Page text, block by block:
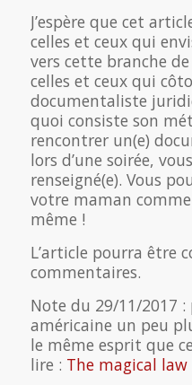
J’espère que cet
celles et ceux qui
vers cette branche
celles et ceux qui
documentaliste
quoi consiste son
rencontrer un(e)
lors d’une soirée,
renseigné(e). Vous
votre maman
même !
L’article pourra être
commentaires.
Note du 29/11/2017
américaine un peu
le même esprit que
lire : The magical